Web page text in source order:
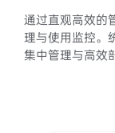
通过直观高效的
理与使用监控。
集中管理与高效